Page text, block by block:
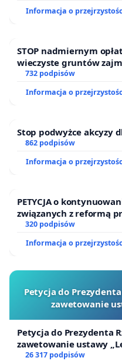
Informacja o
STOP nadmiernym
wieczyste gruntów
ogrody działkowe.
732 podpisów
Informacja o
Stop podwyżce akcyzy
862 podpisów
Informacja o
PETYCJA o
związanych z reformą
320 podpisów
Informacja o
Petycja do
zawetowanie
Petycja do Prezydenta
zawetowanie ustawy
26 317 podpisów